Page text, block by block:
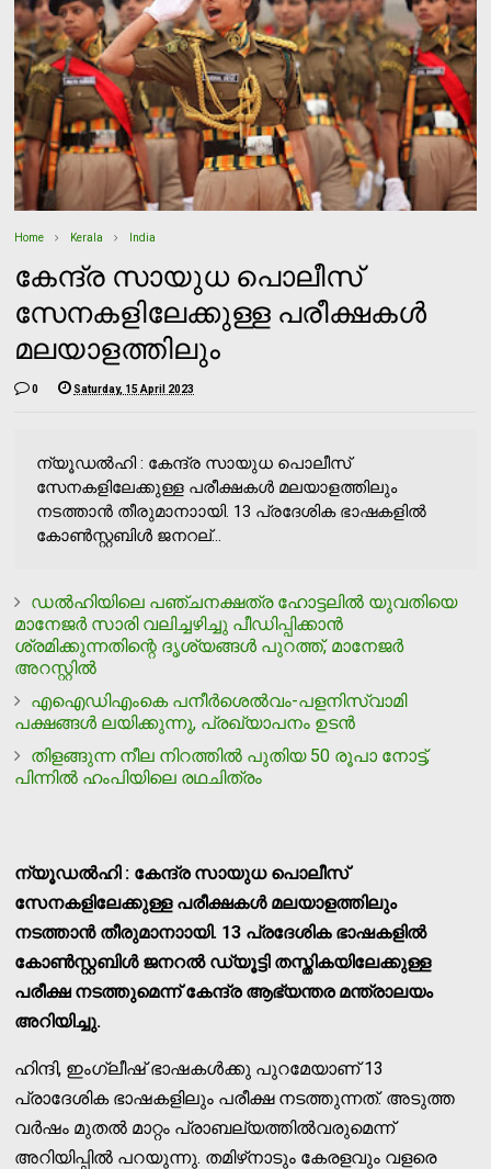
Home Kerala India
കേന്ദ്ര സായുധ പൊലീസ്
സേനകളിലേക്കുള്ള പരീക്ഷകള്‍
മലയാളത്തിലും
0 Saturday, 15 April 2023
ന്യൂഡല്‍ഹി : കേന്ദ്ര സായുധ പൊലീസ്
സേനകളിലേക്കുള്ള പരീക്ഷകള്‍ മലയാളത്തിലും
നടത്താന്‍ തീരുമാനാായി. 13 പ്രദേശിക ഭാഷകളില്‍
കോണ്‍സ്റ്റബിള്‍ ജനറല്...
ഡല്‍ഹിയിലെ പഞ്ചനക്ഷത്ര ഹോട്ടലില്‍ യുവതിയെ
മാനേജര്‍ സാരി വലിച്ചഴിച്ചു പീഡിപ്പിക്കാന്‍
ശ്രമിക്കുന്നതിന്റെ ദൃശ്യങ്ങള്‍ പുറത്ത്, മാനേജര്‍
അറസ്റ്റില്‍
എഐഡിഎംകെ പനീര്‍ശെല്‍വം-പളനിസ്വാമി
പക്ഷങ്ങള്‍ ലയിക്കുന്നു, പ്രഖ്യാപനം ഉടന്‍
തിളങ്ങുന്ന നീല നിറത്തില്‍ പുതിയ 50 രൂപാ നോട്ട്,
പിന്നില്‍ ഹംപിയിലെ രഥചിത്രം
ന്യൂഡല്‍ഹി : കേന്ദ്ര സായുധ പൊലീസ്
സേനകളിലേക്കുള്ള പരീക്ഷകള്‍ മലയാളത്തിലും
നടത്താന്‍ തീരുമാനാായി. 13 പ്രദേശിക ഭാഷകളില്‍
കോണ്‍സ്റ്റബിള്‍ ജനറല്‍ ഡ്യൂട്ടി തസ്തികയിലേക്കുള്ള
പരീക്ഷ നടത്തുമെന്ന് കേന്ദ്ര ആഭ്യന്തര മന്ത്രാലയം
അറിയിച്ചു.
ഹിന്ദി, ഇംഗ്ലീഷ് ഭാഷകള്‍ക്കു പുറമേയാണ് 13
പ്രാദേശിക ഭാഷകളിലും പരീക്ഷ നടത്തുന്നത്. അടുത്ത
വര്‍ഷം മുതല്‍ മാറ്റം പ്രാബല്യത്തില്‍വരുമെന്ന്
അറിയിപ്പില്‍ പറയുന്നു. തമിഴ്‌നാടും കേരളവും വളരെ